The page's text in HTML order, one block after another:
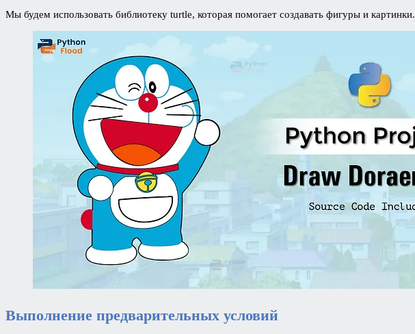
Мы будем использовать библиотеку turtle, которая помогает создавать фигуры и картинки.
Выполнение предварительных условий